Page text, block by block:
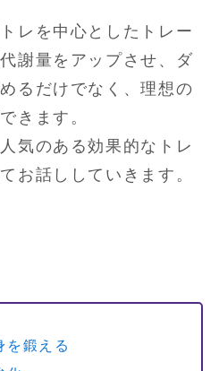
レを中心としたトレー
謝量をアップさせ、ダ
るだけでなく、理想の
きます。
気のある効果的なトレ
お話ししていきます。
を鍛える